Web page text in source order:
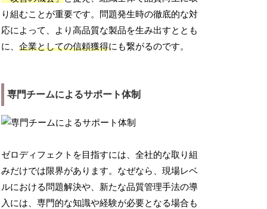
り組むことが重要です。問題発生時の徹底的な対
応によって、より高品質な製品を生み出すととも
に、企業としての信頼獲得にも繋がるのです。
専門チームによるサポート体制
ゼロディフェクトを目指すには、全社的な取り組
みだけでは限界があります。なぜなら、現場レベ
ルにおける問題解決や、新たな品質管理手法の導
入には、専門的な知識や経験が必要となる場合も